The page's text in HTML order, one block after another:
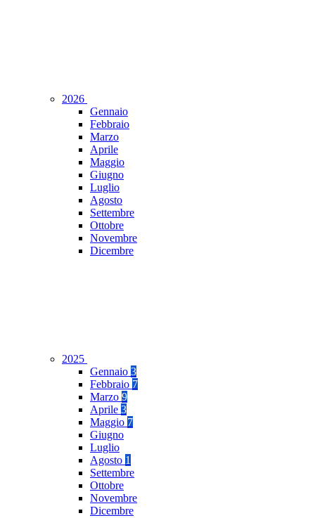
2026
Gennaio
Febbraio
Marzo
Aprile
Maggio
Giugno
Luglio
Agosto
Settembre
Ottobre
Novembre
Dicembre
2025
Gennaio 3
Febbraio 7
Marzo 9
Aprile 3
Maggio 7
Giugno
Luglio
Agosto 1
Settembre
Ottobre
Novembre
Dicembre